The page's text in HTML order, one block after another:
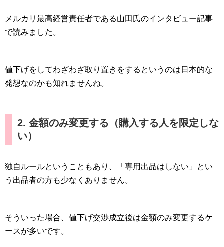
メルカリ最高経営責任者である山田氏のインタビュー記事
で読みました。
値下げをしてわざわざ取り置きをするというのは日本的な
発想なのかも知れませんね。
2. 金額のみ変更する（購入する人を限定しな
い）
独自ルールということもあり、「専用出品はしない」とい
う出品者の方も少なくありません。
そういった場合、値下げ交渉成立後は金額のみ変更するケ
ースが多いです。